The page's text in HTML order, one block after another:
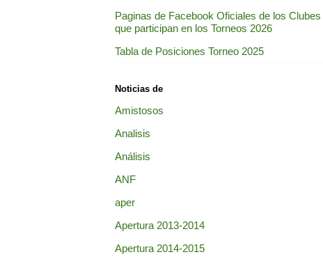
Paginas de Facebook Oficiales de los Clubes
que participan en los Torneos 2026
Tabla de Posiciones Torneo 2025
Noticias de
Amistosos
Analisis
Análisis
ANF
aper
Apertura 2013-2014
Apertura 2014-2015